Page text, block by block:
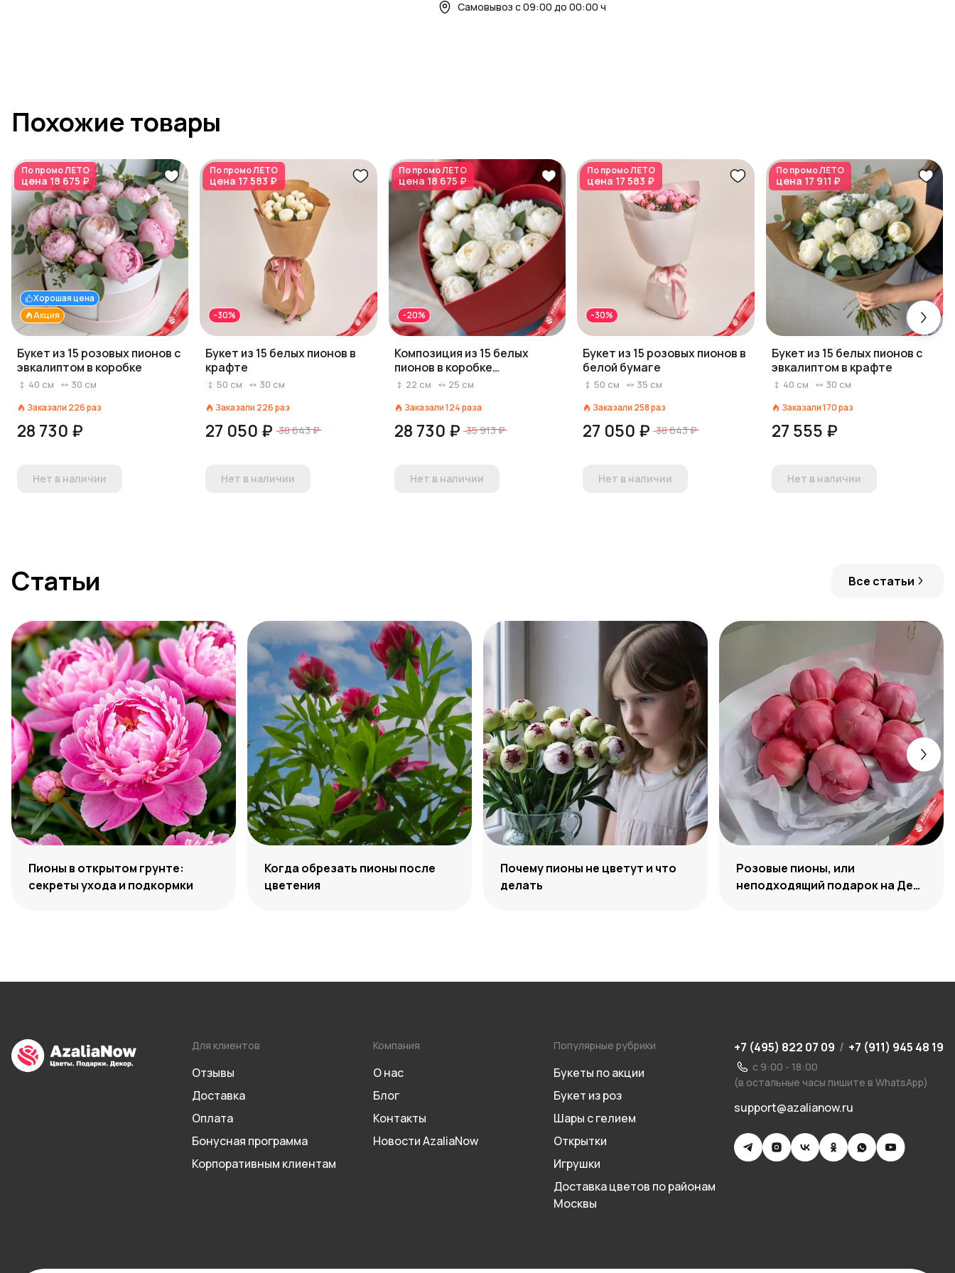
Самовывоз с 09:00 до 00:00 ч
Похожие товары
По промоЛЕТО
цена 18 675 ₽
Акция
Хорошая цена
Букет из 15 розовых пионов с
эвкалиптом в коробке
40 см 30 см
Заказали 226раз
28 730 ₽
Нет в наличии
По промоЛЕТО
цена 17 583 ₽
-30%
Букет из 15 белых пионов в
крафте
50 см 30 см
Заказали 226раз
27 050 ₽ 38 643 ₽
Нет в наличии
По промоЛЕТО
цена 18 675 ₽
-20%
Композиция из 15 белых
пионов в коробке
"Цветочное сердце
теплом"
22 см 25 см
Заказали124раза
28 730 ₽ 35 913 ₽
Нет в наличии
По промоЛЕТО
цена 17 583 ₽
-30%
Букет из 15 розовых пионов в
белой бумаге
50 см 35 см
Заказали 258раз
27 050 ₽ 38 643 ₽
Нет в наличии
По промоЛЕТО
цена 17 911 ₽
Букет из 15 белых пионов с
эвкалиптом в крафте
40 см 30 см
Заказали170раз
27 555 ₽
Нет в наличии
Статьи Все статьи
Пионы в открытом грунте:
секреты ухода и подкормки
Когда обрезать пионы после
цветения
Почему пионы не цветут и что
делать
Розовые пионы, или
неподходящий подарок на День
Для клиентов
Отзывы
Доставка
Оплата
Бонусная программа
Корпоративным клиентам
Компания
О нас
Блог
Контакты
Новости AzaliaNow
Популярные рубрики
Букеты по акции
Букет из роз
Шары с гелием
Открытки
Игрушки
Доставка цветов по районам
Москвы
+7 (495) 822 07 09 / +7 (911) 945 48 19
с 9:00 - 18:00
(в остальные часы пишите в WhatsApp)
support@azalianow.ru